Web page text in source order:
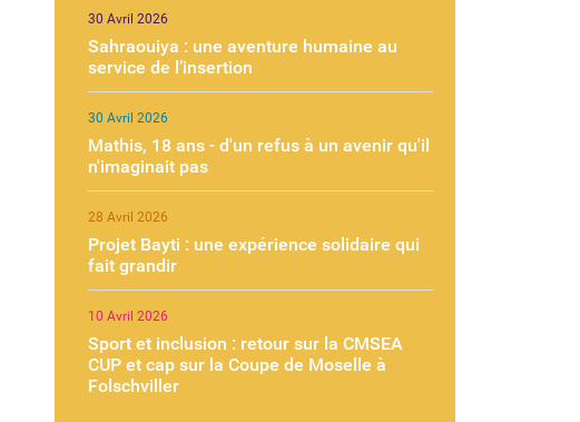
30 Avril 2026
Sahraouiya : une aventure humaine au
service de l’insertion
30 Avril 2026
Mathis, 18 ans - d'un refus à un avenir qu'il
n'imaginait pas
28 Avril 2026
Projet Bayti : une expérience solidaire qui
fait grandir
10 Avril 2026
Sport et inclusion : retour sur la CMSEA
CUP et cap sur la Coupe de Moselle à
Folschviller